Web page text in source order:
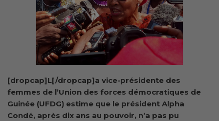
[dropcap]L[/dropcap]a vice-présidente des
femmes de l’Union des forces démocratiques de
Guinée (UFDG) estime que le président Alpha
Condé, après dix ans au pouvoir, n’a pas pu